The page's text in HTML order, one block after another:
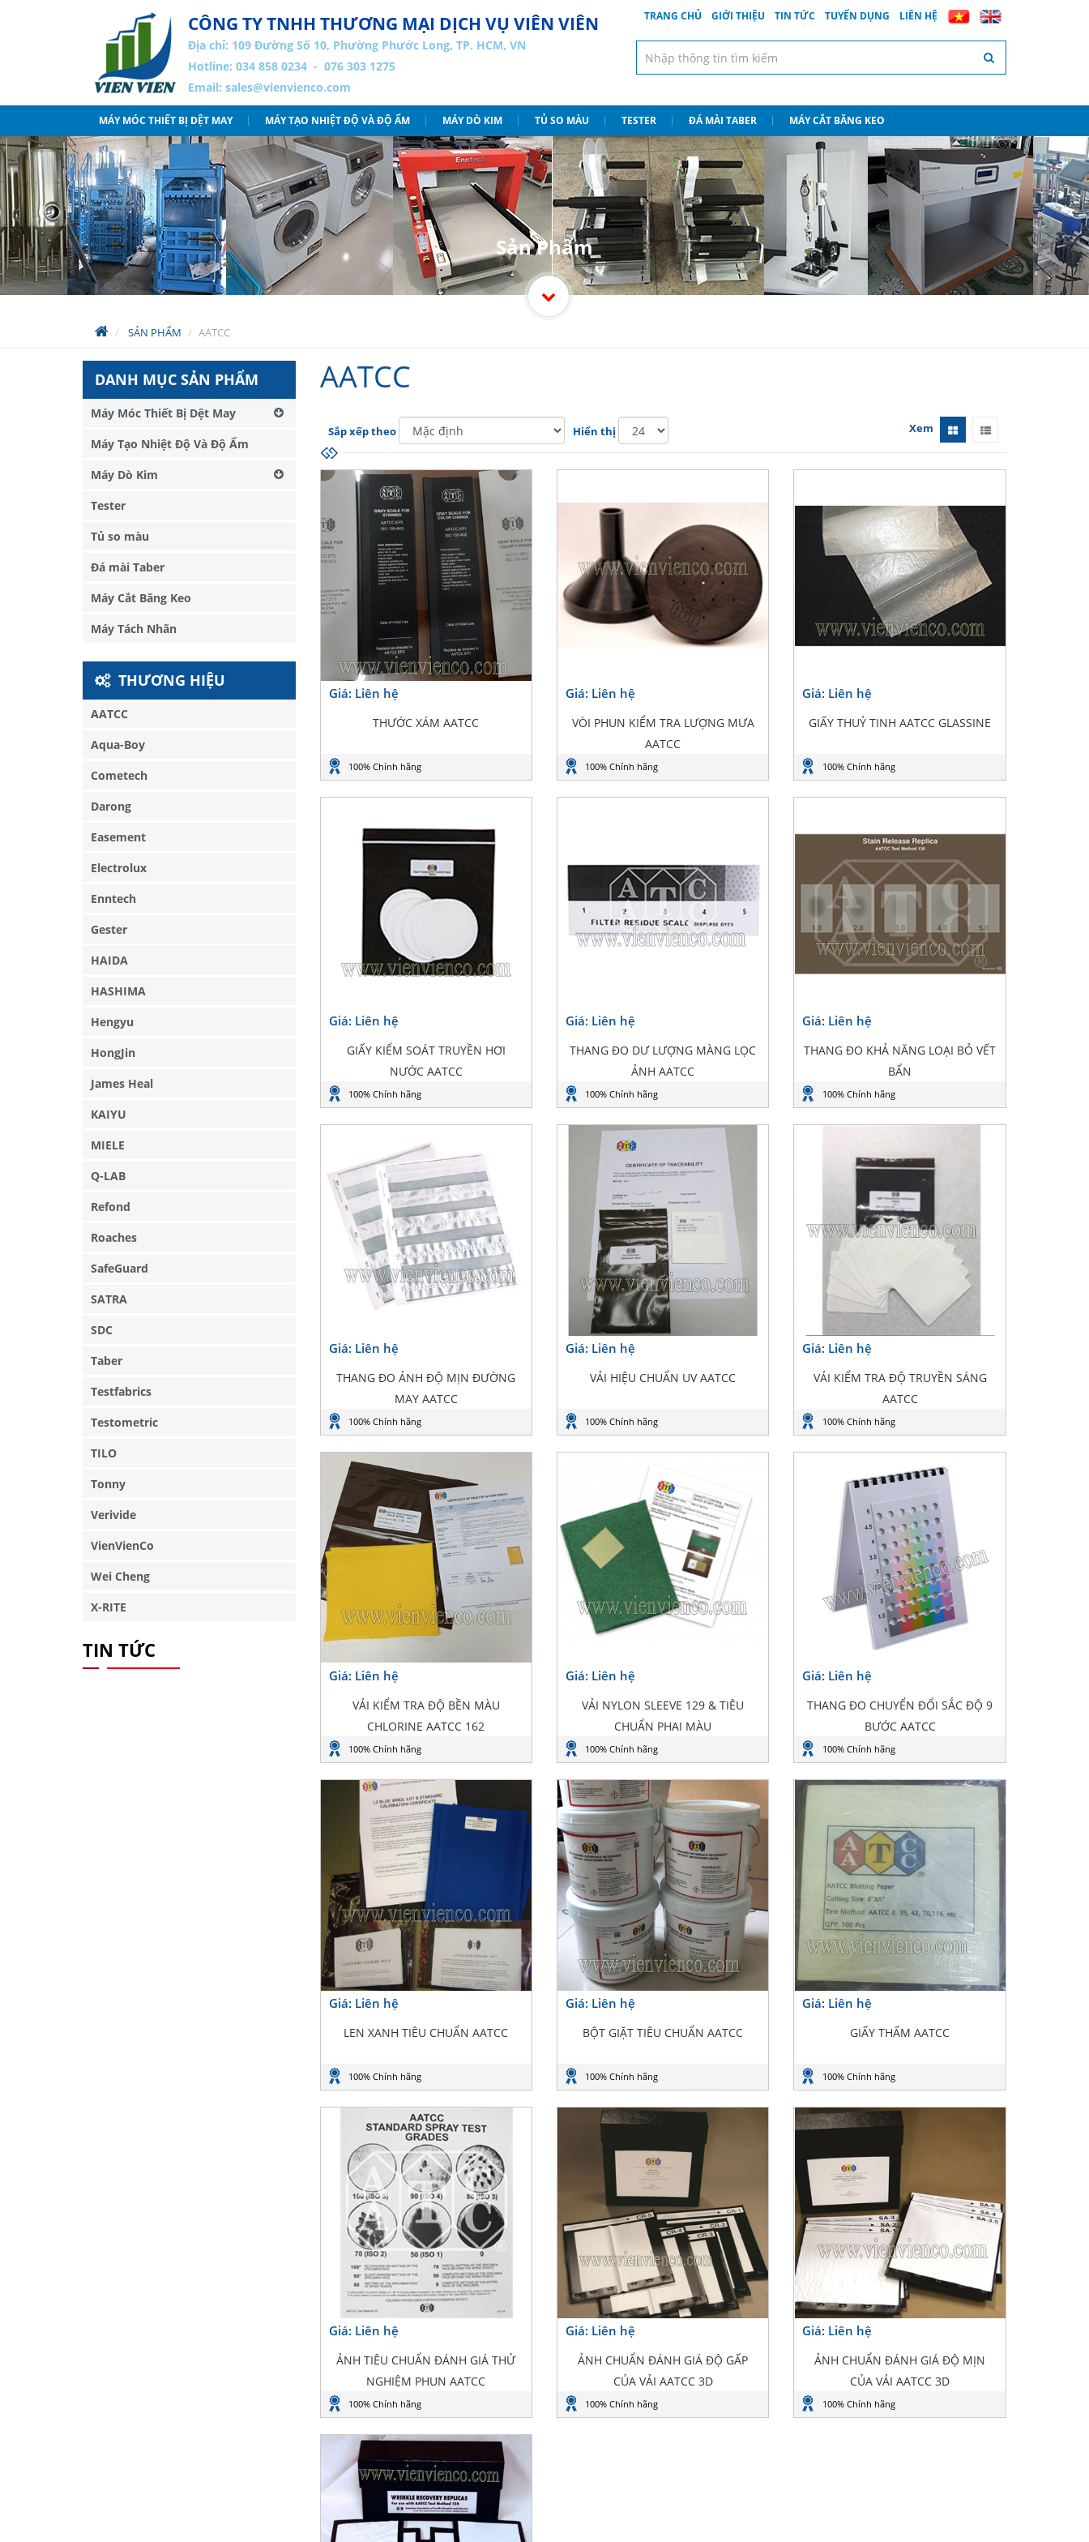
CÔNG TY TNHH THƯƠNG MẠI DỊCH VỤ VIÊN VIÊN
Địa chỉ: 109 Đường Số 10, Phường Phước Long, TP. HCM, VN
Hotline: 034 858 0234 - 076 303 1275
Email: sales@vienvienco.com
TRANG CHỦ GIỚI THIỆU TIN TỨC TUYỂN DỤNG LIÊN HỆ
MÁY MÓC THIẾT BỊ DỆT MAY MÁY TẠO NHIỆT ĐỘ VÀ ĐỘ ẨM MÁY DÒ KIM TỦ SO MÀU TESTER ĐÁ MÀI TABER MÁY CẮT BĂNG KEO
SẢN PHẨM AATCC
Sản Phẩm
AATCC
Sắp xếp theo Hiển thị Xem
Giá: Liên hệ
THƯỚC XÁM AATCC
100% Chính hãng
Giá: Liên hệ
VÒI PHUN KIỂM TRA LƯỢNG MƯA
AATCC
100% Chính hãng
Giá: Liên hệ
GIẤY THUỶ TINH AATCC GLASSINE
100% Chính hãng
Giá: Liên hệ
GIẤY KIỂM SOÁT TRUYỀN HƠI
NƯỚC AATCC
100% Chính hãng
Giá: Liên hệ
THANG ĐO DƯ LƯỢNG MÀNG LỌC
ẢNH AATCC
100% Chính hãng
Giá: Liên hệ
THANG ĐO KHẢ NĂNG LOẠI BỎ VẾT
BẨN
100% Chính hãng
Giá: Liên hệ
THANG ĐO ẢNH ĐỘ MỊN ĐƯỜNG
MAY AATCC
100% Chính hãng
Giá: Liên hệ
VẢI HIỆU CHUẨN UV AATCC
100% Chính hãng
Giá: Liên hệ
VẢI KIỂM TRA ĐỘ TRUYỀN SÁNG
AATCC
100% Chính hãng
Giá: Liên hệ
VẢI KIỂM TRA ĐỘ BỀN MÀU
CHLORINE AATCC 162
100% Chính hãng
Giá: Liên hệ
VẢI NYLON SLEEVE 129 & TIÊU
CHUẨN PHAI MÀU
100% Chính hãng
Giá: Liên hệ
THANG ĐO CHUYỂN ĐỔI SẮC ĐỘ 9
BƯỚC AATCC
100% Chính hãng
Giá: Liên hệ
LEN XANH TIÊU CHUẨN AATCC
100% Chính hãng
Giá: Liên hệ
BỘT GIẶT TIÊU CHUẨN AATCC
100% Chính hãng
Giá: Liên hệ
GIẤY THẤM AATCC
100% Chính hãng
Giá: Liên hệ
ẢNH TIÊU CHUẨN ĐÁNH GIÁ THỬ
NGHIỆM PHUN AATCC
100% Chính hãng
Giá: Liên hệ
ẢNH CHUẨN ĐÁNH GIÁ ĐỘ GẤP
CỦA VẢI AATCC 3D
100% Chính hãng
Giá: Liên hệ
ẢNH CHUẨN ĐÁNH GIÁ ĐỘ MỊN
CỦA VẢI AATCC 3D
100% Chính hãng
DANH MỤC SẢN PHẨM
Máy Móc Thiết Bị Dệt May
Máy Tạo Nhiệt Độ Và Độ Ẩm
Máy Dò Kim
Tester
Tủ so màu
Đá mài Taber
Máy Cắt Băng Keo
Máy Tách Nhãn
THƯƠNG HIỆU
AATCC
Aqua-Boy
Cometech
Darong
Easement
Electrolux
Enntech
Gester
HAIDA
HASHIMA
Hengyu
HongJin
James Heal
KAIYU
MIELE
Q-LAB
Refond
Roaches
SafeGuard
SATRA
SDC
Taber
Testfabrics
Testometric
TILO
Tonny
Verivide
VienVienCo
Wei Cheng
X-RITE
TIN TỨC